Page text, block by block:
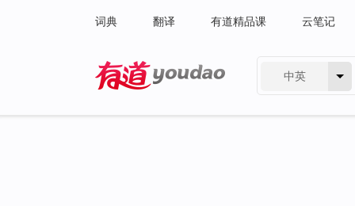
词典 翻译 有道精品课 云笔记
中英